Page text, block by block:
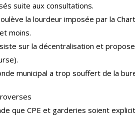
suite aux consultations.
la lourdeur imposée par la
moins.
sur la décentralisation et
municipal a trop souffert de la
que CPE et garderies soient